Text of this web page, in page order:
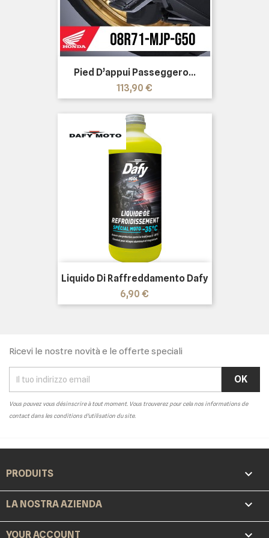
Pied D’appui Passeggero...
Prezzo
113,90 €
Liquido Di Raffreddamento Dafy
Prezzo
6,90 €
Ricevi le nostre novità e le offerte speciali
Vous pouvez vous désinscrire à tout moment. Vous trouverez pour cela nos informations de
contact dans les conditions d'utilisation du site.
PRODUITS 
LA NOSTRA AZIENDA 
YOUR ACCOUNT